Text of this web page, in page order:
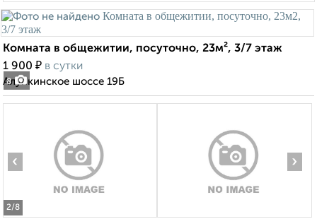
8
Комната в общежитии, посуточно, 23м², 3/7 этаж
1 900 ₽ в сутки
Алупкинское шоссе 19Б
2/8
‹ ›